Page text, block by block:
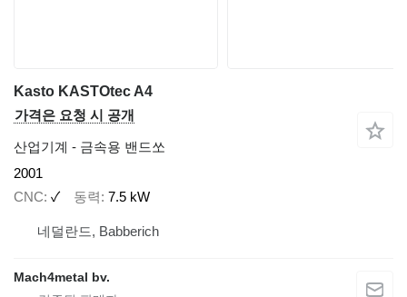
Kasto KASTOtec A4
가격은 요청 시 공개
산업기계 - 금속용 밴드쏘
2001
CNC ✓ 동력 7.5 kW
네덜란드, Babberich
Mach4metal bv.